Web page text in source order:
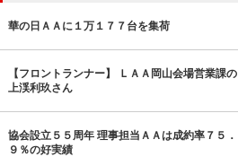
華の日ＡＡに１万１７７台を集荷
【フロントランナー】 ＬＡＡ岡山会場営業課の
上渓利玖さん
協会設立５５周年 理事担当ＡＡは成約率７５．
９％の好実績